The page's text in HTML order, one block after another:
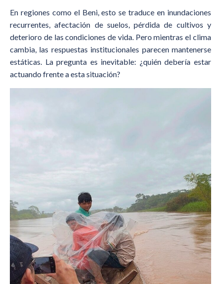
En regiones como el Beni, esto se traduce en inundaciones
recurrentes, afectación de suelos, pérdida de cultivos y
deterioro de las condiciones de vida. Pero mientras el clima
cambia, las respuestas institucionales parecen mantenerse
estáticas. La pregunta es inevitable: ¿quién debería estar
actuando frente a esta situación?